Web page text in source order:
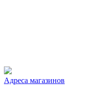
Адреса магазинов